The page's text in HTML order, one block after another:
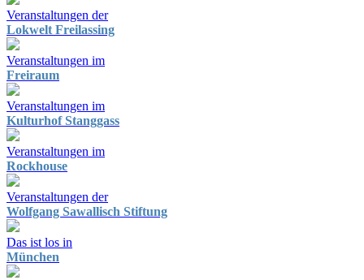
Veranstaltungen der
Lokwelt Freilassing
Veranstaltungen im
Freiraum
Veranstaltungen im
Kulturhof Stanggass
Veranstaltungen im
Rockhouse
Veranstaltungen der
Wolfgang Sawallisch Stiftung
Das ist los in
München